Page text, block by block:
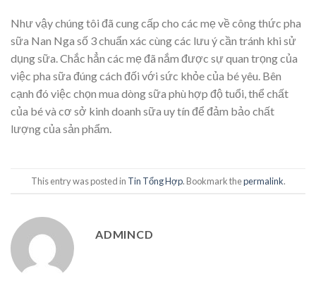
Như vậy chúng tôi đã cung cấp cho các mẹ về công thức pha
sữa Nan Nga số 3 chuẩn xác cùng các lưu ý cần tránh khi sử
dụng sữa. Chắc hẳn các mẹ đã nắm được sự quan trọng của
việc pha sữa đúng cách đối với sức khỏe của bé yêu. Bên
cạnh đó việc chọn mua dòng sữa phù hợp độ tuổi, thể chất
của bé và cơ sở kinh doanh sữa uy tín để đảm bảo chất
lượng của sản phẩm.
This entry was posted in Tin Tổng Hợp. Bookmark thepermalink.
ADMINCD